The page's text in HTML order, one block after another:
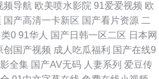
不卡电影网 欧美性爱99 www91色学生 超碰
网站入口 婷婷久久性爱精品 影音先锋色婷婷
频导航 欧美喷水影院 91爱爱视频 欧
国产高清一卡新区 国产看片资源 二
0 91华人 国产日韩一区二区 日本网
创国产视频 成人吃瓜福利 国产在线9
全集 国产AV无码 人妻系列 爱豆传